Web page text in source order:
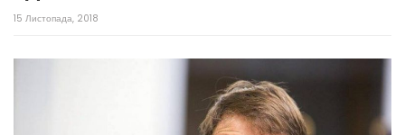
15 Листопада, 2018